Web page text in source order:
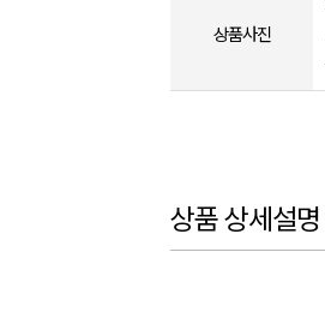
상품사진
상품 상세설명